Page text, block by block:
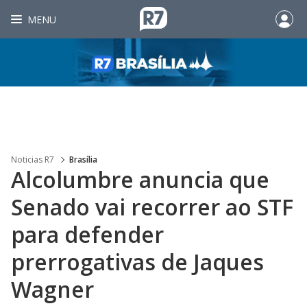
MENU
Noticias R7 Brasília
Alcolumbre anuncia que
Senado vai recorrer ao STF
para defender
prerrogativas de Jaques
Wagner